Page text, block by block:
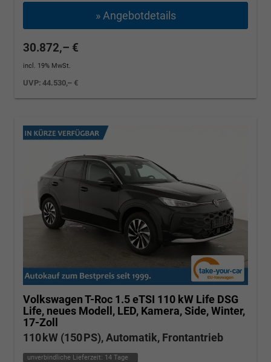
» Angebotdetails
30.872,– €
incl. 19% MwSt.
UVP:44.530,– €
Volkswagen T-Roc 1.5 eTSI 110 kW Life DSG
Life, neues Modell, LED, Kamera, Side, Winter,
17-Zoll
110 kW (150 PS), Automatik, Frontantrieb
unverbindliche Lieferzeit: 14 Tage